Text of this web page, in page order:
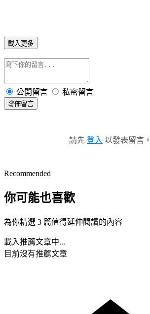
載入更多
公開留言 私密留言
發佈留言
請先 登入 以發表留言。
Recommended
你可能也喜歡
為你精選 3 篇值得延伸閱讀的內容
載入推薦文章中...
目前沒有推薦文章